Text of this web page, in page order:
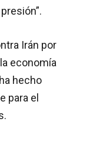
Irán por
economía
hecho
para el